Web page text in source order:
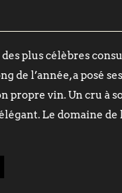
plus célèbres
de l’année, a posé
propre vin. Un cru à
Le domaine